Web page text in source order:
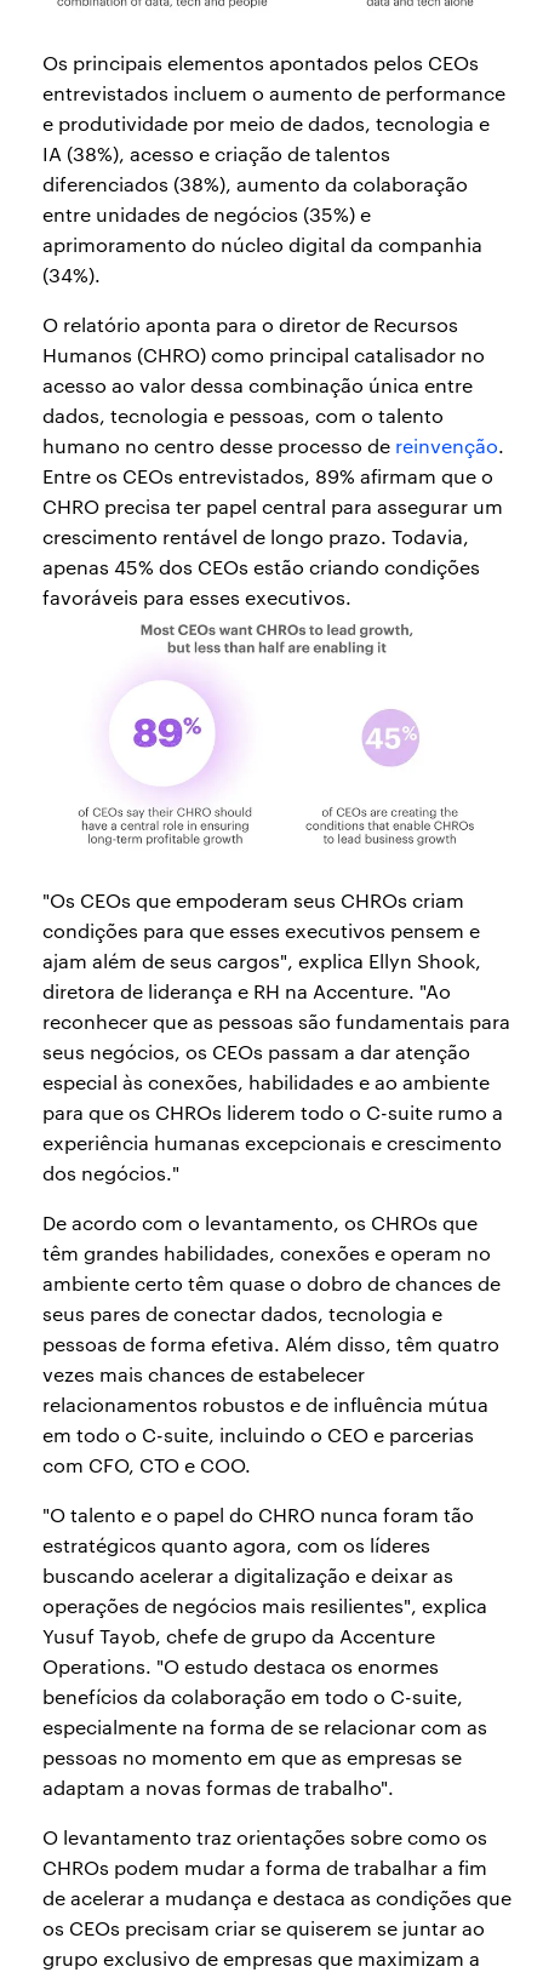
Os principais elementos apontados pelos CEOs
entrevistados incluem o aumento de performance
e produtividade por meio de dados, tecnologia e
IA (38%), acesso e criação de talentos
diferenciados (38%), aumento da colaboração
entre unidades de negócios (35%) e
aprimoramento do núcleo digital da companhia
(34%).
O relatório aponta para o diretor de Recursos
Humanos (CHRO) como principal catalisador no
acesso ao valor dessa combinação única entre
dados, tecnologia e pessoas, com o talento
humano no centro desse processo de reinvenção.
Entre os CEOs entrevistados, 89% afirmam que o
CHRO precisa ter papel central para assegurar um
crescimento rentável de longo prazo. Todavia,
apenas 45% dos CEOs estão criando condições
favoráveis para esses executivos.
"Os CEOs que empoderam seus CHROs criam
condições para que esses executivos pensem e
ajam além de seus cargos", explica Ellyn Shook,
diretora de liderança e RH na Accenture. "Ao
reconhecer que as pessoas são fundamentais para
seus negócios, os CEOs passam a dar atenção
especial às conexões, habilidades e ao ambiente
para que os CHROs liderem todo o C-suite rumo a
experiência humanas excepcionais e crescimento
dos negócios."
De acordo com o levantamento, os CHROs que
têm grandes habilidades, conexões e operam no
ambiente certo têm quase o dobro de chances de
seus pares de conectar dados, tecnologia e
pessoas de forma efetiva. Além disso, têm quatro
vezes mais chances de estabelecer
relacionamentos robustos e de influência mútua
em todo o C-suite, incluindo o CEO e parcerias
com CFO, CTO e COO.
"O talento e o papel do CHRO nunca foram tão
estratégicos quanto agora, com os líderes
buscando acelerar a digitalização e deixar as
operações de negócios mais resilientes", explica
Yusuf Tayob, chefe de grupo da Accenture
Operations. "O estudo destaca os enormes
benefícios da colaboração em todo o C-suite,
especialmente na forma de se relacionar com as
pessoas no momento em que as empresas se
adaptam a novas formas de trabalho".
O levantamento traz orientações sobre como os
CHROs podem mudar a forma de trabalhar a fim
de acelerar a mudança e destaca as condições que
os CEOs precisam criar se quiserem se juntar ao
grupo exclusivo de empresas que maximizam a